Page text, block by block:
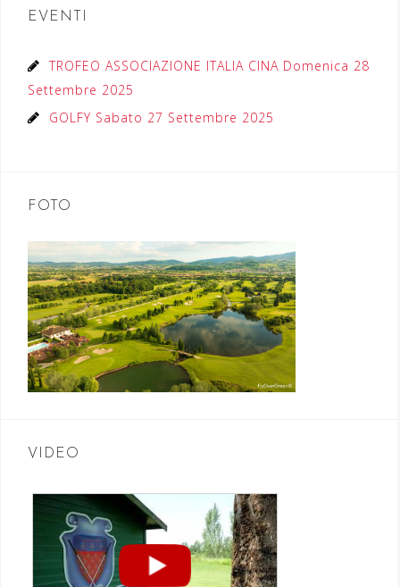
EVENTI
TROFEO ASSOCIAZIONE ITALIA CINA Domenica 28
Settembre 2025
GOLFY Sabato 27 Settembre 2025
FOTO
VIDEO